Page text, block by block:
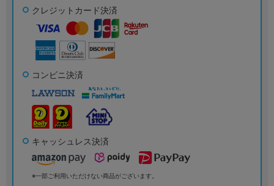
クレジットカード決済
コンビニ決済
キャッシュレス決済
※一部ご利用いただけない商品がございます。